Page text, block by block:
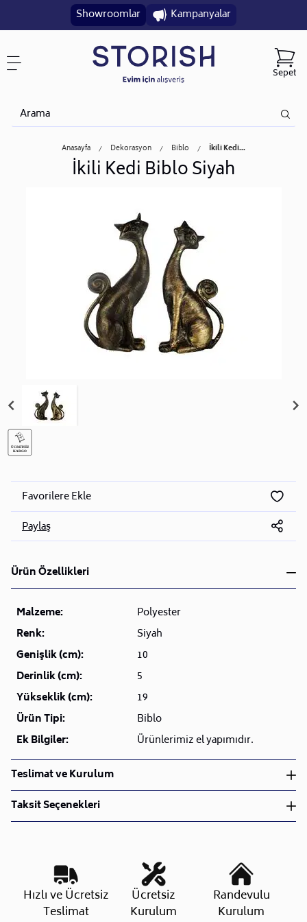
Showroomlar Kampanyalar
Sepet
Anasayfa Dekorasyon Biblo İkili Kedi...
İkili Kedi Biblo Siyah
Favorilere Ekle
Paylaş
Ürün Özellikleri
Malzeme:
Polyester
Renk:
Siyah
Genişlik (cm):
10
Derinlik (cm):
5
Yükseklik (cm):
19
Ürün Tipi:
Biblo
Ek Bilgiler:
Ürünlerimiz el yapımıdır.
Teslimat ve Kurulum
Teslimat ve Kurulum
• Siparişlerinizi aldıktan sonra en kısa sürede işleme
Kargo süreçlerimizi güçlü lojistik ağımızla
destekleyerek, teslimatı en hızlı şekilde
gerçekleştiriyoruz.
Siparişiniz hazırlandığında kurulum ekiplerimiz sizin
Taksit Seçenekleri
Taksit Sayısı Aylık Tutar
Toplam Tutar
Tek Çekim
999,00 TL 999,00 TL
Hızlı ve Ücretsiz
Teslimat
Ücretsiz
Kurulum
Randevulu
Kurulum